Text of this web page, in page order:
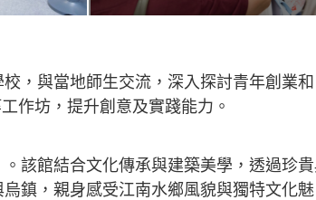
，與當地師生交流，深入探討青年創業
作坊，提升創意及實踐能力。
該館結合文化傳承與建築美學，透過珍
鎮，親身感受江南水鄉風貌與獨特文化魅